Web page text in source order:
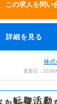
この求人を問い
詳細を見る
株式
更新日：